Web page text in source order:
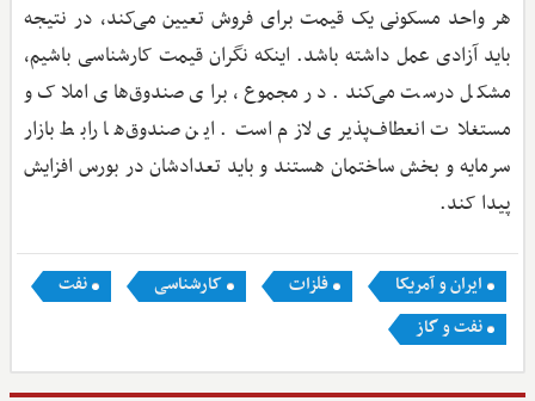
هر واحد مسکونی یک قیمت برای فروش تعیین می‌کند، در نتیجه
باید آزادی عمل داشته باشد. اینکه نگران قیمت کارشناسی باشیم،
مشکل درست می‌کند. در مجموع، برای صندوق‌های املاک و
مستغلات انعطاف‌پذیری لازم است. این صندوق‌ها رابط بازار
سرمایه و بخش ساختمان هستند و باید تعدادشان در بورس افزایش
پیدا کند.
ایران و آمریکا فلزات کارشناسی
نفت
نفت و گاز